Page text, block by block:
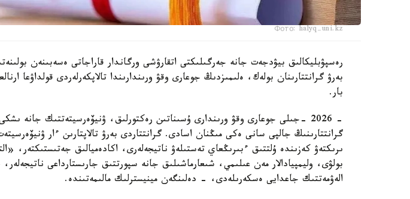
Фото: halyq-uni.kz
رەسپۋبليكالىق بيۋدجەت جانە جەرگىلىكتى اتقارۋشى ورگاندار قاراجاتى ەسەبىنەن
بەرۋ گرانتتارىنان بولەك، ەلىمىزدىڭ جوعارى وقۋ ورىندارىندا تالاپكەرلەردى قولداۋعا
بار.
- 2026 -جىلى جوعارى وقۋ ورىندارى ۇسىناتىن رەكتورلىق، ۋنيۆەرسيتەتتىك جانە
گرانتتارىنىڭ جالپى سانى ەكى مىڭنان اسادى. گرانتتاردى بەرۋ تالاپتارىن ءار
ىرىكتەۋ كەزىندە ۇلتتىق ءبىرىڭعاي تەستىلەۋ ناتيجەلەرى، اكادەميالىق جەتىستىكتەر،
بولۋى، وليمپيادالار مەن عىلىمي، شىعارماشىلىق جانە سپورتتىق جارىستارداعى
الەۋمەتتىك جاعدايى ەسكەرىلەدى، - دەلىنگەن مينيسترلىك مالىمەتىندە.